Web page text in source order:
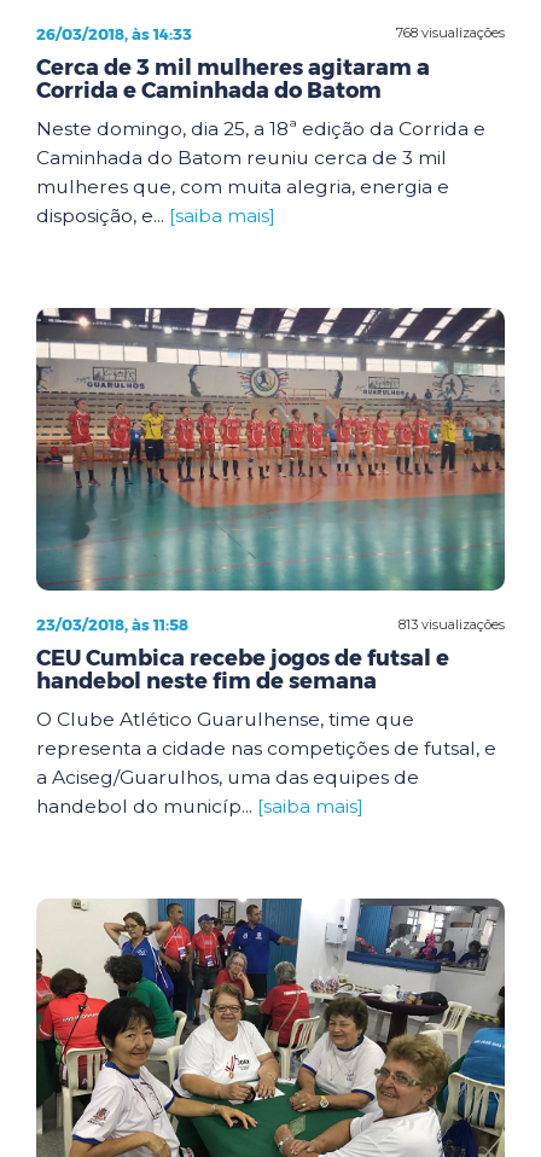
768 visualizações
26/03/2018, às 14:33
Cerca de 3 mil mulheres agitaram a
Corrida e Caminhada do Batom
Neste domingo, dia 25, a 18ª edição da Corrida e
Caminhada do Batom reuniu cerca de 3 mil
mulheres que, com muita alegria, energia e
disposição, e... [saiba mais]
813 visualizações
23/03/2018, às 11:58
CEU Cumbica recebe jogos de futsal e
handebol neste fim de semana
O Clube Atlético Guarulhense, time que
representa a cidade nas competições de futsal, e
a Aciseg/Guarulhos, uma das equipes de
handebol do municíp... [saiba mais]